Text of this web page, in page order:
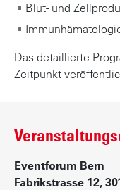
Blut- und
Das detaillierte
Zeitpunkt
Eventforum Bern
Fabrikstrasse 12,